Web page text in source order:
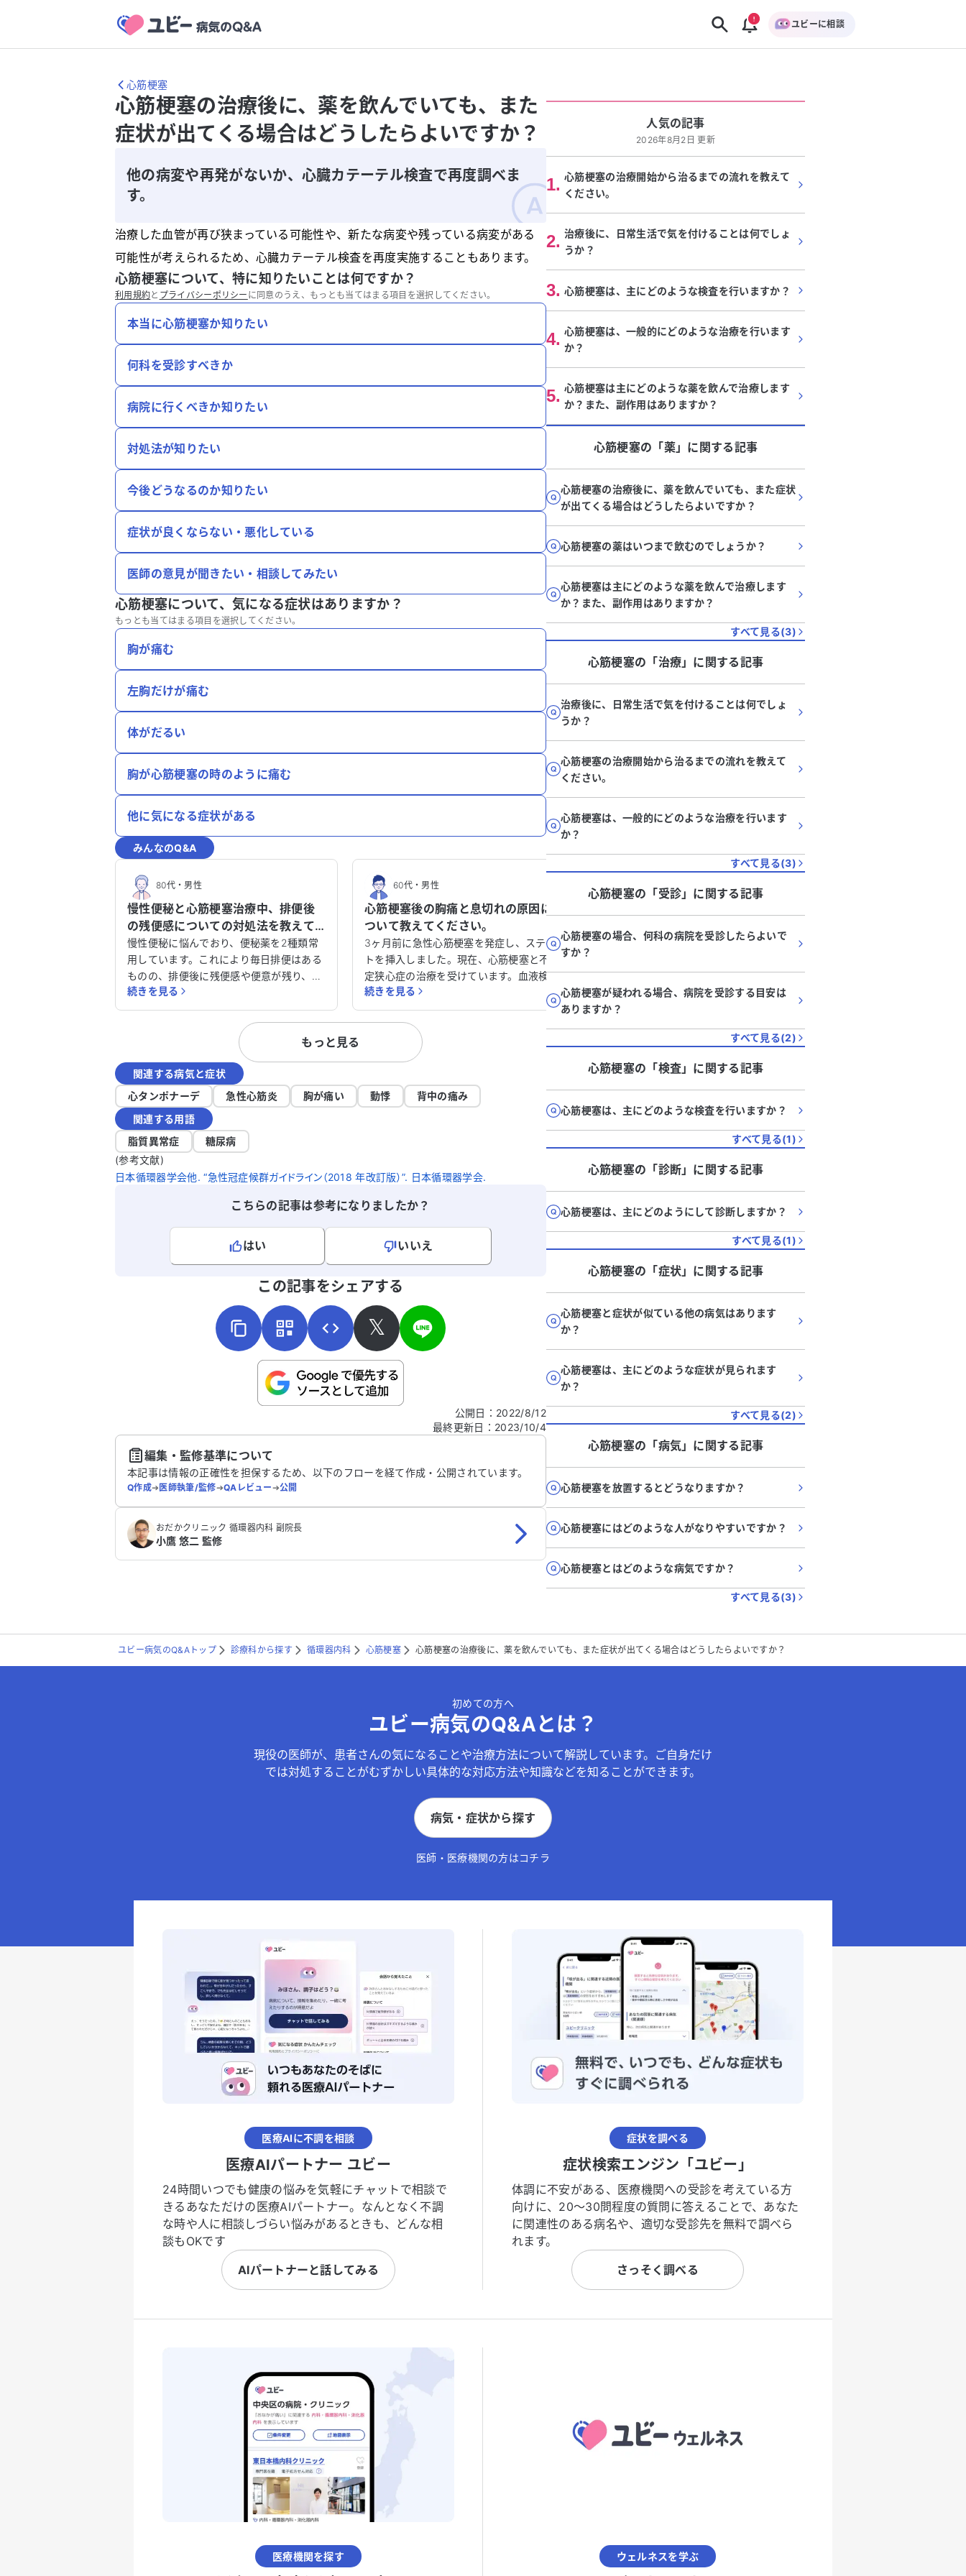
ユビーに相談
心筋梗塞
心筋梗塞の治療後に、薬を飲んでいても、また
症状が出てくる場合はどうしたらよいですか？
他の病変や再発がないか、心臓カテーテル検査で再度調べま
す。
治療した血管が再び狭まっている可能性や、新たな病変や残っている病変がある
可能性が考えられるため、心臓カテーテル検査を再度実施することもあります。
心筋梗塞について、特に知りたいことは何ですか？
利用規約と プライバシーポリシー に同意のうえ、もっとも当てはまる項目を選択してください。
本当に心筋梗塞か知りたい
何科を受診すべきか
病院に行くべきか知りたい
対処法が知りたい
今後どうなるのか知りたい
症状が良くならない・悪化している
医師の意見が聞きたい・相談してみたい
心筋梗塞について、 気になる症状はありますか？
もっとも当てはまる項目を選択してください。
胸が痛む
左胸だけが痛む
体がだるい
胸が心筋梗塞の時のように痛む
他に気になる症状がある
みんなのQ&A
80代・男性
慢性便秘と心筋梗塞治療中、排便後
の残便感についての対処法を教えて
ください。
慢性便秘に悩んでおり、便秘薬を2種類常
用しています。これにより毎日排便はある
ものの、排便後に残便感や便意が残り、一
日中不快な思いをしています。 漢方や整腸
剤も試しましたが、効果は感じられません
でした。また、痔の治療も受けており、そ
の影響もあるのではないかと疑っていま
ており、他の病気との関連も気になりま
す。 毎日を快適に過ごすために、どのよう
に対処すれば良いのかアドバイスをいただ
けると助かります。どうかご助言をお願い
いたします。
続きを見る
60代・男性
心筋梗塞後の胸痛と息切れの原因に
ついて教えてください。
3ヶ月前に急性心筋梗塞を発症し、ステン
トを挿入しました。現在、心筋梗塞と不安
定狭心症の治療を受けています。血液検査
では特に問題は見つかっていないのです
が、息切れや左胸を押すと痛みを感じるこ
とがあります。これらの症状の原因が何な
のか、非常に気になっています。 このまま
の状態で良いのか、またどのように対処す
助かります。現在、いくつかのお薬を服用
していますが、症状が進行しないか心配で
続きを見る
・ 女性
か？
主人と喧嘩した後、左胸の真ん中が痛くな
分以内に改善しましたが、まだ少し残って
います。痛みは打ち身のような感じで、指
で示せるほど一部の箇所が痛かったです。
レステロールの病歴があります。心筋梗塞
続きを見る
もっと見る
関連する病気と症状
心タンポナーデ
急性心筋炎 胸が痛い 動悸
背中の痛み
関連する用語
脂質異常症
糖尿病
(参考文献)
日本循環器学会他. “急性冠症候群ガイドライン（2018 年改訂版）”. 日本循環器学会.
こちらの記事は参考になりましたか？
はい
いいえ
こちらは送信専用のフォームです。氏名やご自身の病気の詳細などの個人情報は入れないでくだ
この記事をシェアする
𝕏
公開日 ： 2022/8/12
最終更新日 ： 2023/10/4
編集・監修基準について
本記事は情報の正確性を担保するため、以下のフローを経て作成・公開されています。
Q作成➔医師執筆/監修➔QAレビュー➔公開
おだかクリニック 循環器内科 副院長
小鷹 悠二 監修
人気の記事
2026年8月2日 更新
1. 心筋梗塞の治療開始から治るまでの流れを教えて
ください。
2. 治療後に、日常生活で気を付けることは何でしょ
うか？
3. 心筋梗塞は、主にどのような検査を行いますか？
4. 心筋梗塞は、一般的にどのような治療を行います
か？
5. 心筋梗塞は主にどのような薬を飲んで治療します
か？また、副作用はありますか？
心筋梗塞の「薬」に関する記事
心筋梗塞の治療後に、薬を飲んでいても、また症状
が出てくる場合はどうしたらよいですか？
心筋梗塞の薬はいつまで飲むのでしょうか？
心筋梗塞は主にどのような薬を飲んで治療します
か？また、副作用はありますか？
すべて見る(3)
心筋梗塞の「治療」に関する記事
治療後に、日常生活で気を付けることは何でしょ
うか？
心筋梗塞の治療開始から治るまでの流れを教えて
ください。
心筋梗塞は、一般的にどのような治療を行います
か？
すべて見る(3)
心筋梗塞の「受診」に関する記事
心筋梗塞の場合、何科の病院を受診したらよいで
すか？
心筋梗塞が疑われる場合、病院を受診する目安は
ありますか？
すべて見る(2)
心筋梗塞の「検査」に関する記事
心筋梗塞は、主にどのような検査を行いますか？
すべて見る(1)
心筋梗塞の「診断」に関する記事
心筋梗塞は、主にどのようにして診断しますか？
すべて見る(1)
心筋梗塞の「症状」に関する記事
心筋梗塞と症状が似ている他の病気はあります
か？
心筋梗塞は、主にどのような症状が見られます
か？
すべて見る(2)
心筋梗塞の「病気」に関する記事
心筋梗塞を放置するとどうなりますか？
心筋梗塞にはどのような人がなりやすいですか？
心筋梗塞とはどのような病気ですか？
すべて見る(3)
ユビー病気のQ&Aトップ 診療科から探す 循環器内科 心筋梗塞 心筋梗塞の治療後に、薬を飲んでいても、また症状が出てくる場合はどうしたらよいですか？
初めての方へ
ユビー病気のQ&Aとは？
現役の医師が、患者さんの気になることや治療方法について解説しています。ご自身だけ
では対処することがむずかしい具体的な対応方法や知識などを知ることができます。
病気・症状から探す
医師・医療機関の方はコチラ
医療AIに不調を相談
医療AIパートナー ユビー
24時間いつでも健康の悩みを気軽にチャットで相談で
きるあなただけの医療AIパートナー。なんとなく不調
な時や人に相談しづらい悩みがあるときも、どんな相
談もOKです
AIパートナーと話してみる
症状を調べる
症状検索エンジン「ユビー」
体調に不安がある、医療機関への受診を考えている方
向けに、20〜30問程度の質問に答えることで、あなた
に関連性のある病名や、適切な受診先を無料で調べら
れます。
さっそく調べる
医療機関を探す ウェルネスを学ぶ